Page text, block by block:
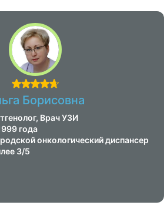
Борисовна
Врач УЗИ
года
онкологический диспансер
3/5